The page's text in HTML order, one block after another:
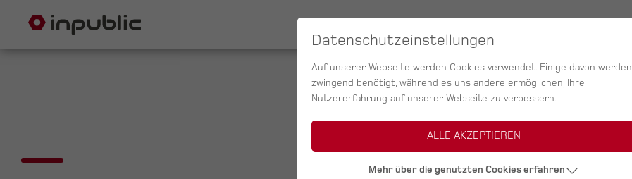
Datenschutzeinstellungen
Auf unserer Webseite werden Cookies verwendet. Einige davon werden
zwingend benötigt, während es uns andere ermöglichen, Ihre
Nutzererfahrung auf unserer Webseite zu verbessern.
ALLE AKZEPTIEREN
Mehr über die genutzten Cookies erfahren